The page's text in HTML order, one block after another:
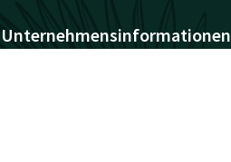
Unternehmensinformationen